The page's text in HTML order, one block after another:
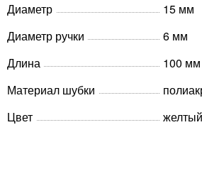
Диаметр
15 мм
Диаметр ручки
6 мм
Длина
100 мм
Материал шубки
Цвет